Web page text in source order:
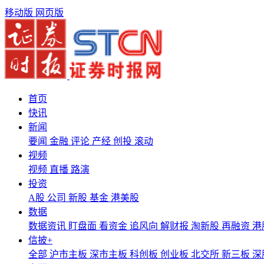
移动版 网页版
首页
快讯
新闻
要闻 金融 评论 产经 创投 滚动
视频
视频 直播 路演
投资
A股 公司 新股 基金 港美股
数据
数据资讯 盯盘面 看资金 追风向 解财报 淘新股 再融资 港
信披+
全部 沪市主板 深市主板 科创板 创业板 北交所 新三板 深